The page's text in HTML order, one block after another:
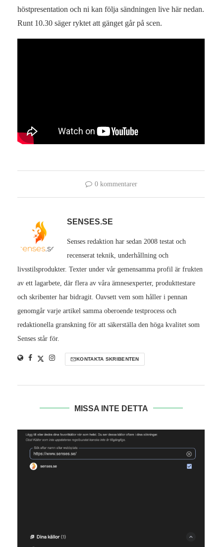
höstpresentation och ni kan följa sändningen live här nedan.
Runt 10.30 säger ryktet att gänget går på scen.
0 kommentarer
SENSES.SE
Senses redaktion har sedan 2008 testat och
recenserat teknik, underhållning och
livsstilsprodukter. Texter under vår gemensamma profil är frukten
av ett lagarbete, där flera av våra ämnesexperter, produkttestare
och skribenter har bidragit. Oavsett vem som håller i pennan
genomgår varje artikel samma oberoende testprocess och
redaktionella granskning för att säkerställa den höga kvalitet som
Senses står för.
KONTAKTA SKRIBENTEN
MISSA INTE DETTA